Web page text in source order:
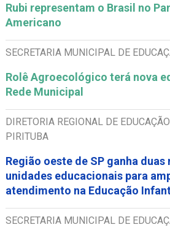
Rubi representam o Brasil no
Americano
SECRETARIA MUNICIPAL DE
Rolê Agroecológico terá nova
Rede Municipal
DIRETORIA REGIONAL DE EDUCAÇÃO
PIRITUBA
Região oeste de SP ganha duas
unidades educacionais para
atendimento na Educação
SECRETARIA MUNICIPAL DE